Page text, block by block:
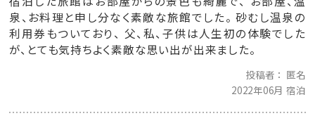
泉、お料理と申し分なく素敵な旅館でした。 砂むし温泉の
利用券もついており、 父、私、子供は人生初の体験でした
が、とても気持ちよく素敵な思い出が出来ました。
投稿者
匿名
2022年06月 宿泊